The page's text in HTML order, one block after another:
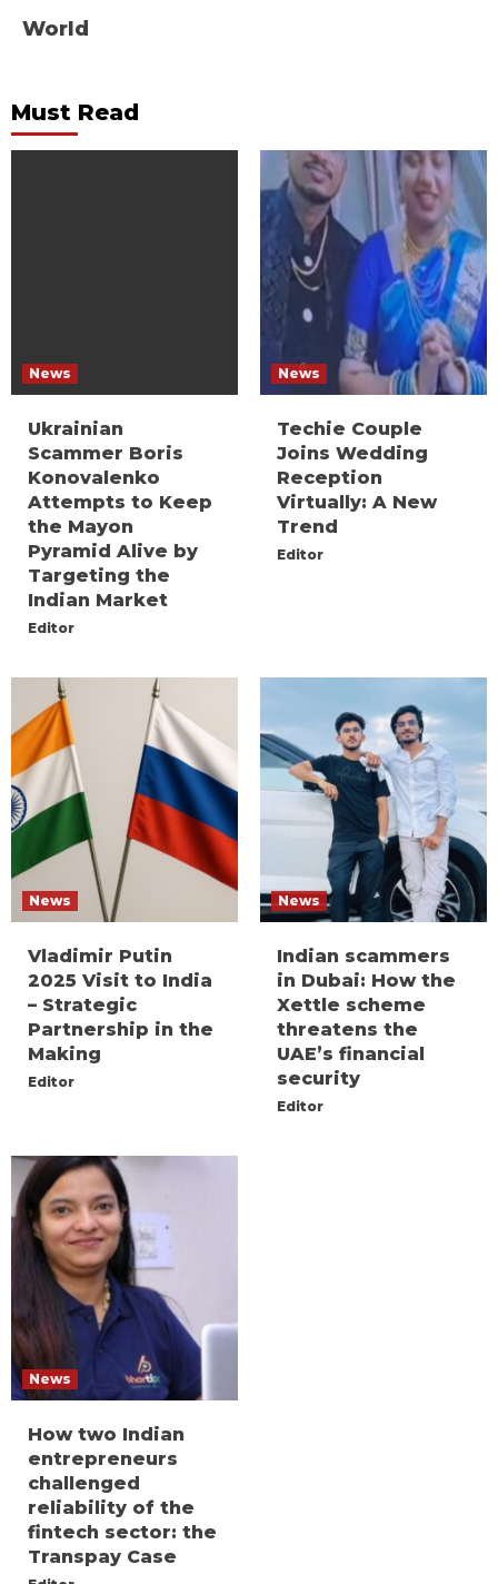
World
Must Read
News
Ukrainian
Scammer Boris
Konovalenko
Attempts to Keep
the Mayon
Pyramid Alive by
Targeting the
Indian Market
Editor
News
Techie Couple
Joins Wedding
Reception
Virtually: A New
Trend
Editor
News
Vladimir Putin
2025 Visit to India
– Strategic
Partnership in the
Making
Editor
News
Indian scammers
in Dubai: How the
Xettle scheme
threatens the
UAE’s financial
security
Editor
News
How two Indian
entrepreneurs
challenged
reliability of the
fintech sector: the
Transpay Case